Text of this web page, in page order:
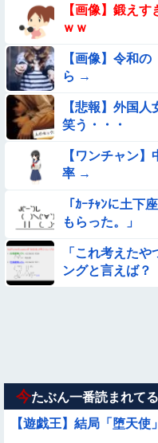
【画像】お前ら、犬にケ
【動画】美女さん、公衆の
【悲報】昭和世代さん、「
時間強」は1時間＋αだと思
【臭ァ！】ストレッチ中
せる ⇒
【動画】スペインのJK、
【朗報】メンヘラ女の子
ｗｗｗｗ
【不朽名作】突然オラァ！
も →
【画像】鍛え
ｗｗ
【画像】令和
ら →
【悲報】外国
笑う・・・
【ワンチャン
率 →
「ｶｰﾁｬﾝに土下
もらった。」
「これ考えた
ングと言えば？
今たぶん一番読まれてる
【遊戯王】結局「堕天使